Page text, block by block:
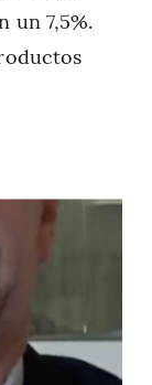
un 7,5%.